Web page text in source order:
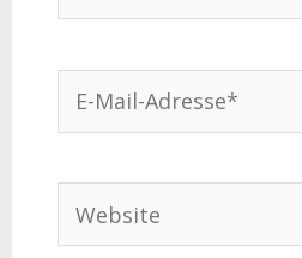
Mail-
Website